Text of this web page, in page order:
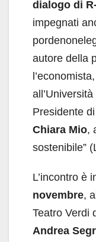
dialogo di
impegnati
autore della
Presidente
Chiara Mio,
sostenibile”
L’incontro è
novembre,
Teatro Verdi
Andrea